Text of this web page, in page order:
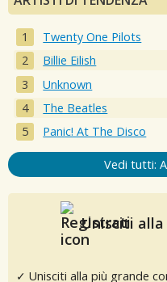
Twenty One Pilots
Billie Eilish
Unknown
The Beatles
Panic! At The Disco
Vedi tutti:
Unisciti alla
✓ Unisciti alla più grande